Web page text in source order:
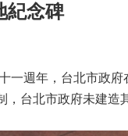
紀念碑
一週年，台北市政府
，台北市政府未建造